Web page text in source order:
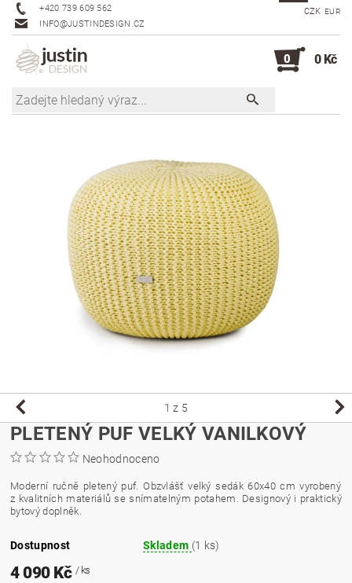
+420 739 609 562
INFO@JUSTINDESIGN.CZ
CZK EUR
0 0 Kč
1 z 5
PLETENÝ PUF VELKÝ VANILKOVÝ
Neohodnoceno
Moderní ručně pletený puf. Obzvlášť velký sedák 60x40 cm vyrobený
z kvalitních materiálů se snímatelným potahem. Designový i praktický
bytový doplněk.
Dostupnost Skladem (1 ks)
4 090 Kč / ks